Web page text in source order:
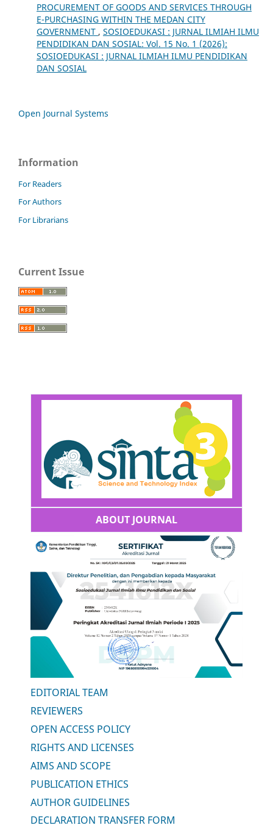
PROCUREMENT OF GOODS AND SERVICES THROUGH
E-PURCHASING WITHIN THE MEDAN CITY
GOVERNMENT , SOSIOEDUKASI : JURNAL ILMIAH ILMU
PENDIDIKAN DAN SOSIAL: Vol. 15 No. 1 (2026):
SOSIOEDUKASI : JURNAL ILMIAH ILMU PENDIDIKAN
DAN SOSIAL
Open Journal Systems
Information
For Readers
For Authors
For Librarians
Current Issue
ABOUT JOURNAL
EDITORIAL TEAM
REVIEWERS
OPEN ACCESS POLICY
RIGHTS AND LICENSES
AIMS AND SCOPE
PUBLICATION ETHICS
AUTHOR GUIDELINES
DECLARATION TRANSFER FORM